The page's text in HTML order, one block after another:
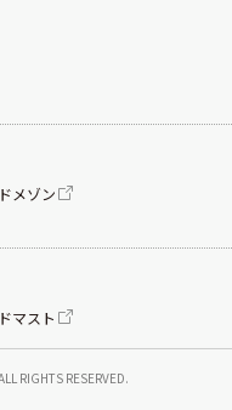
RIGHTS RESERVED.
メゾン
マスト